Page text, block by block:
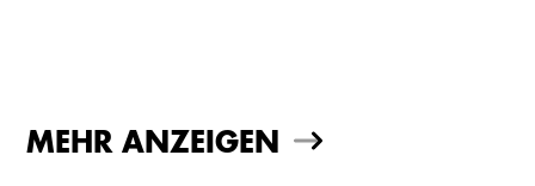
MEHR ANZEIGEN